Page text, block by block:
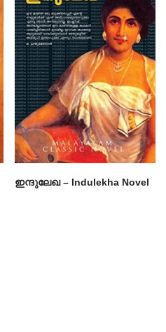
ഇന്ദുലേഖ – Indulekha Novel